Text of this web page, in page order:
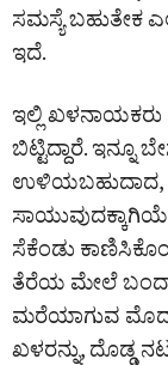
ಸಮಸ್ಯೆ ಬಹುತೇಕ
ಇದೆ.
ಇಲ್ಲಿ ಖಳನಾಯಕರು
ಬಿಟ್ಟಿದ್ದಾರೆ.
ಉಳಿಯಬಹುದಾದ,
ಸೆಕೆಂಡು
ತೆರೆಯ ಮೇಲೆ
ಮರೆಯಾಗುವ
ಖಳರನ್ನು, ದೊಡ್ಡ